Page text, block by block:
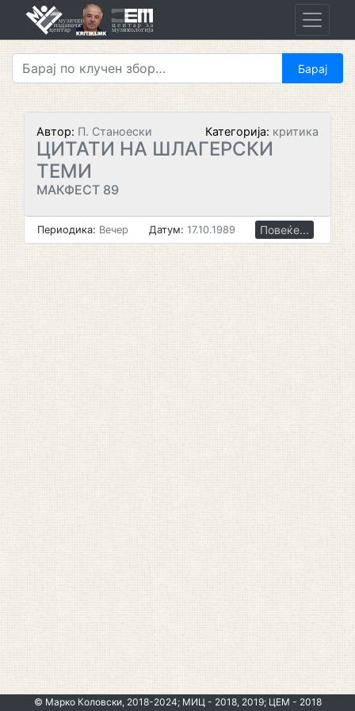
Автор: П. Станоески Категорија: критика
ЦИТАТИ НА ШЛАГЕРСКИ
ТЕМИ
МАКФЕСТ 89
Периодика: Вечер Датум: 17.10.1989 Повеќе...
© Марко Коловски, 2018-2024; МИЦ - 2018, 2019; ЦЕМ - 2018